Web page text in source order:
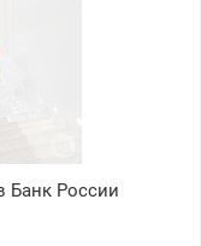
Банк России